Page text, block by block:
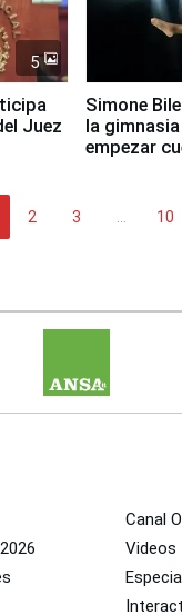
5
Juez
Simone
la
empezar
2 3 10
Canal
Videos